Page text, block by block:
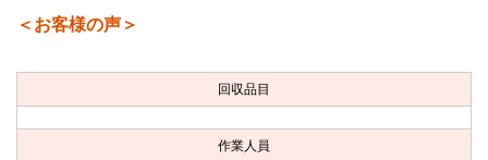
＜お客様の声＞
回収品目
作業人員